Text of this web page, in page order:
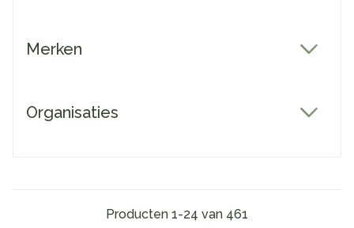
Merken
Organisaties
Producten 1-24 van 461